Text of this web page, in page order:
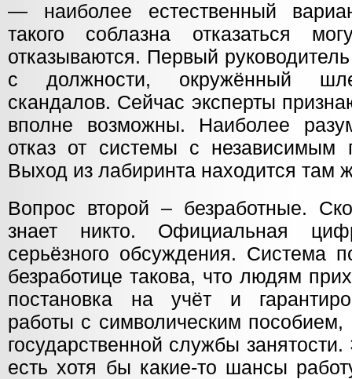
— наиболее естественный
такого соблазна отказаться
отказываются. Первый
с должности, окружённый
скандалов. Сейчас эксперты
вполне возможны. Наиболее
отказ от системы с
Выход из лабиринта находится там
Вопрос второй – безработные.
знает никто. Официальная
серьёзного обсуждения. Система
безработице такова, что людям
постановка на учёт и
работы с символическим пособием,
государственной службы
есть хотя бы какие-то шансы